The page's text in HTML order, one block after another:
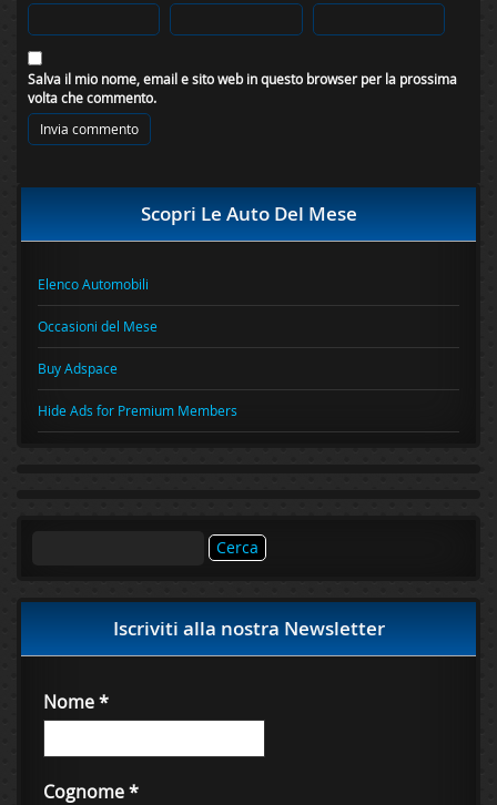
Salva il mio nome, email e sito web in questo browser per la prossima
volta che commento.
Scopri Le Auto Del Mese
Elenco Automobili
Occasioni del Mese
Buy Adspace
Hide Ads for Premium Members
Iscriviti alla nostra Newsletter
Nome*
Cognome*